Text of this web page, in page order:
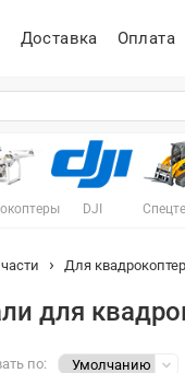
Доставка Оплата
DJI
Для
для
по: